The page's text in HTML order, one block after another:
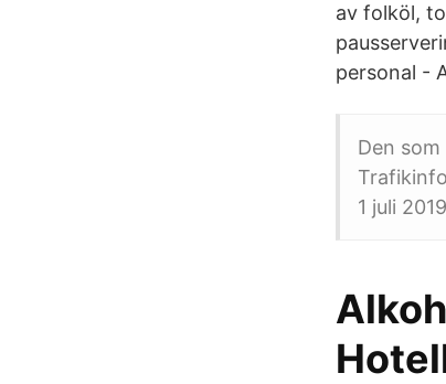
av folköl,
personal -
Den
1 juli